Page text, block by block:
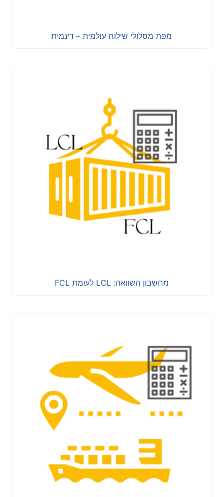
מפת מסלולי שילוח עולמית – דינמית
מחשבון השוואה: LCL לעומת FCL